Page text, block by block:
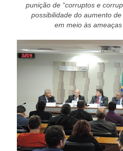
punição de “corruptos e
possibilidade do aumento
em meio às